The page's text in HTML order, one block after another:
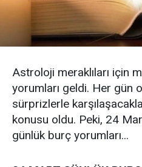
Astroloji meraklıları için
yorumları geldi. Her gün
sürprizlerle
konusu oldu. Peki, 24
günlük burç yorumları...